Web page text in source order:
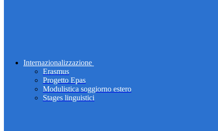
Internazionalizzazione
Erasmus
Progetto Epas
Modulistica soggiorno estero
Stages linguistici